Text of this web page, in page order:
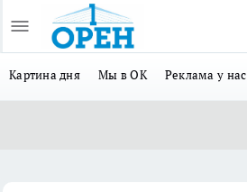
Картина дня Мы в ОК Реклама у нас